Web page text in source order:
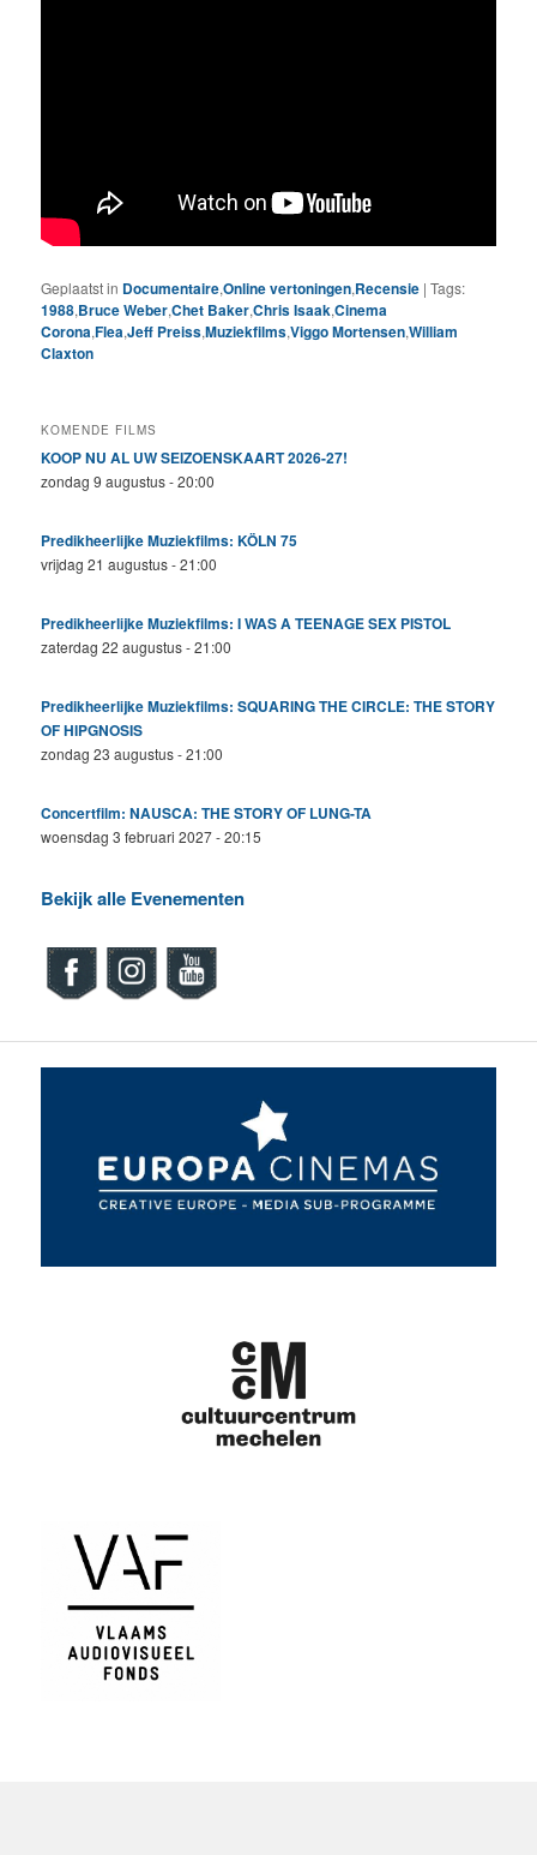
Geplaatst in Documentaire,Online vertoningen,Recensie |Tags:
1988,Bruce Weber,Chet Baker,Chris Isaak,Cinema
Corona,Flea,Jeff Preiss,Muziekfilms,Viggo Mortensen,William
Claxton
KOMENDE FILMS
KOOP NU AL UW SEIZOENSKAART 2026-27!
zondag 9 augustus - 20:00
Predikheerlijke Muziekfilms: KÖLN 75
vrijdag 21 augustus - 21:00
Predikheerlijke Muziekfilms: I WAS A TEENAGE SEX PISTOL
zaterdag 22 augustus - 21:00
Predikheerlijke Muziekfilms: SQUARING THE CIRCLE: THE STORY
OF HIPGNOSIS
zondag 23 augustus - 21:00
Concertfilm: NAUSCA: THE STORY OF LUNG-TA
woensdag 3 februari 2027 - 20:15
Bekijk alle Evenementen